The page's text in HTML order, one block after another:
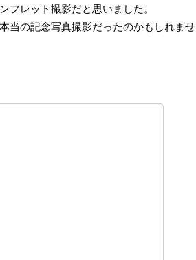
フレット撮影だと思いました。
当の記念写真撮影だったのかもしれませ